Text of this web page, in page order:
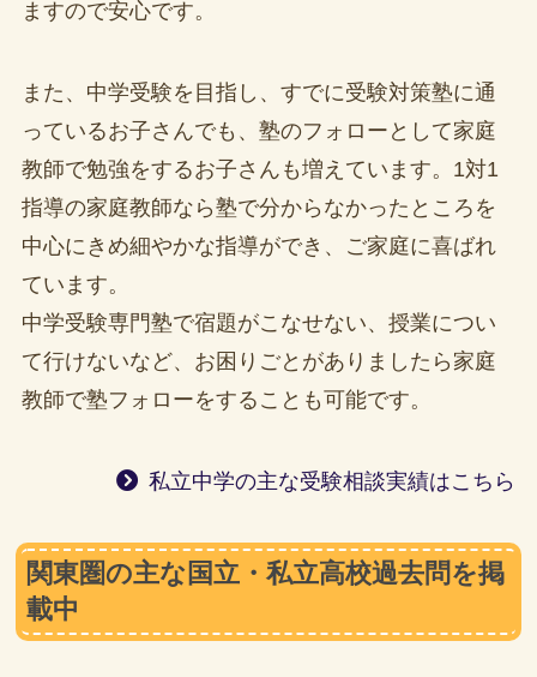
ますので安心です。
また、中学受験を目指し、すでに受験対策塾に通
っているお子さんでも、塾のフォローとして家庭
教師で勉強をするお子さんも増えています。1対1
指導の家庭教師なら塾で分からなかったところを
中心にきめ細やかな指導ができ、ご家庭に喜ばれ
ています。
中学受験専門塾で宿題がこなせない、授業につい
て行けないなど、お困りごとがありましたら家庭
教師で塾フォローをすることも可能です。
私立中学の主な受験相談実績はこちら
関東圏の主な国立・私立高校過去問を掲
載中